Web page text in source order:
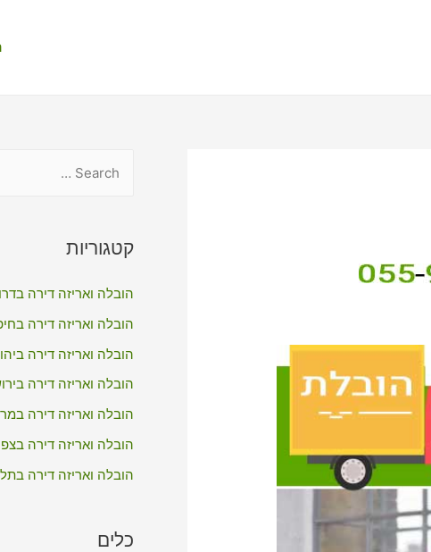
r
h
f
o
קטגוריות
הובלה ואריזה דירה
הובלה ואריזה דירה
הובלה ואריזה דירה
הובלה ואריזה דירה
הובלה ואריזה דירה
הובלה ואריזה דירה
הובלה ואריזה דירה
כלים